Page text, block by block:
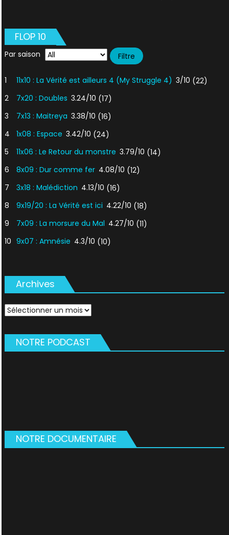
FLOP 10
Par saison
1 11x10 : La Vérité est ailleurs 4 (My Struggle 4) 3/10 (22)
2
7x20 : Doubles 3.24/10 (17)
3
7x13 : Maitreya 3.38/10 (16)
4
1x08 : Espace 3.42/10 (24)
5
11x06 : Le Retour du monstre 3.79/10 (14)
6
8x09 : Dur comme fer 4.08/10 (12)
7
3x18 : Malédiction 4.13/10 (16)
8
9x19/20 : La Vérité est ici 4.22/10 (18)
9
7x09 : La morsure du Mal 4.27/10 (11)
10 9x07 : Amnésie 4.3/10 (10)
Archives
Archives
NOTRE PODCAST
NOTRE DOCUMENTAIRE